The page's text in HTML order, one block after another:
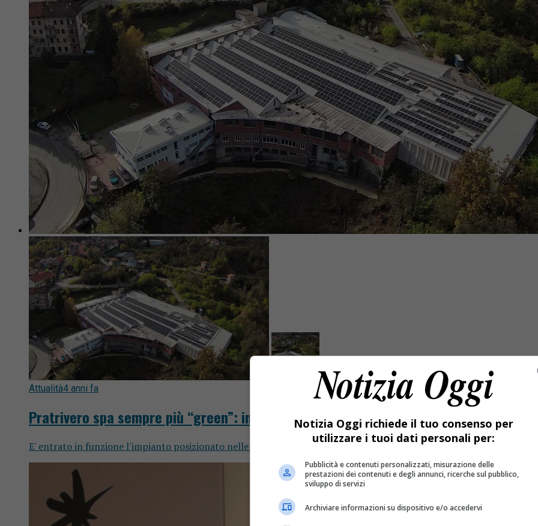
Attualità4 anni fa
Pratrivero spa sempre più “green”: installati 735 pannelli fotovoltaici
E' entrato in funzione l'impianto posizionato nelle precedenti settimane nello stabilimento di Valdilana. La
Notizia Oggi richiede il tuo consenso per
utilizzare i tuoi dati personali per:
Pubblicità e contenuti personalizzati, misurazione delle
prestazioni dei contenuti e degli annunci, ricerche sul pubblico,
sviluppo di servizi
Archiviare informazioni su dispositivo e/o accedervi